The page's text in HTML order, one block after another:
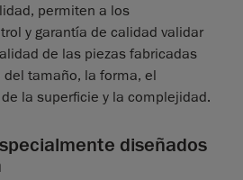
permiten a los
y garantía de calidad validar
de las piezas fabricadas
tamaño, la forma, el
la superficie y la complejidad.
diseñados